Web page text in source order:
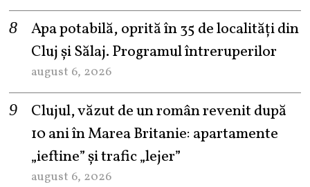
Apa potabilă, oprită în 35 de localități din
Cluj și Sălaj. Programul întreruperilor
august 6, 2026
Clujul, văzut de un român revenit după
10 ani în Marea Britanie: apartamente
„ieftine” și trafic „lejer”
august 6, 2026